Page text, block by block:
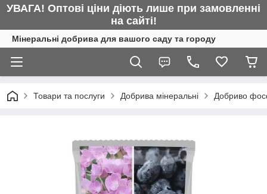
УВАГА! Оптові ціни діють лише при замовленні
на сайті!
Мінеральні добрива для вашого саду та городу
Товари та послуги Добрива мінеральні Добриво